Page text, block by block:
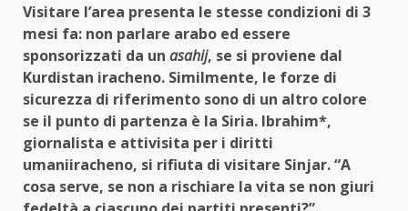
Visitare l’area presenta le stesse condizioni di 3
mesi fa: non parlare arabo ed essere
sponsorizzati da un asahij, se si proviene dal
Kurdistan iracheno. Similmente, le forze di
sicurezza di riferimento sono di un altro colore
se il punto di partenza è la Siria. Ibrahim*,
giornalista e attivisita per i diritti
umaniiracheno, si rifiuta di visitare Sinjar. “A
cosa serve, se non a rischiare la vita se non giuri